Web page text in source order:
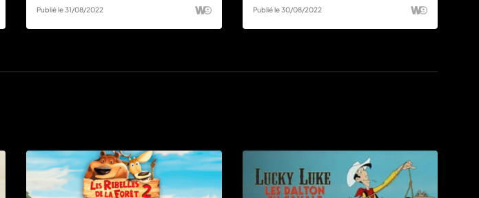
dernière romance de l’été demain sur
W9 à partir de 18:50.
Publié le 31/08/2022 Publié le 30/08/2022